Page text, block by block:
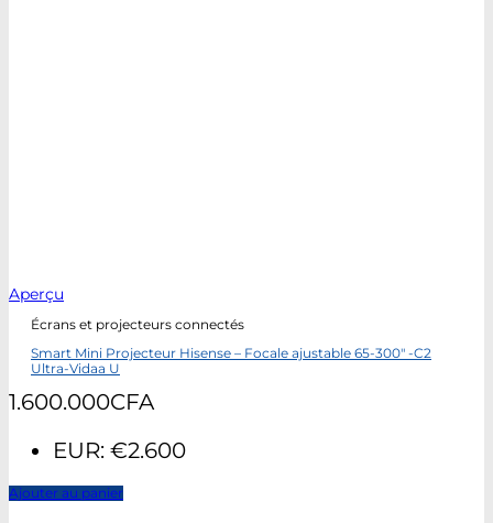
Aperçu
Écrans et projecteurs connectés
Smart Mini Projecteur Hisense – Focale ajustable 65-300″ -C2
Ultra-Vidaa U
1.600.000CFA
EUR: €2.600
Ajouter au panier